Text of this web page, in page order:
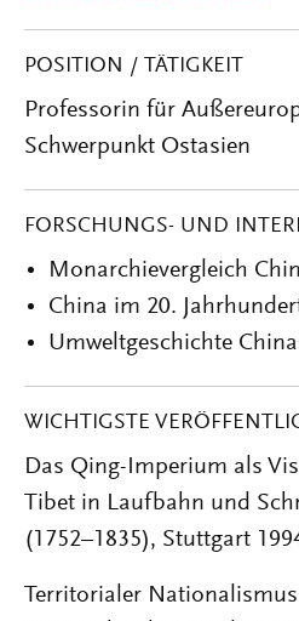
POSITION / TÄTIGKEIT
Professorin für
Schwerpunkt Ostasien
FORSCHUNGS- UND
Monarchievergleich
China im 20.
Umweltgeschichte
WICHTIGSTE
Das Qing-Imperium als
Tibet in Laufbahn und
(1752–1835), Stuttgart
Territorialer